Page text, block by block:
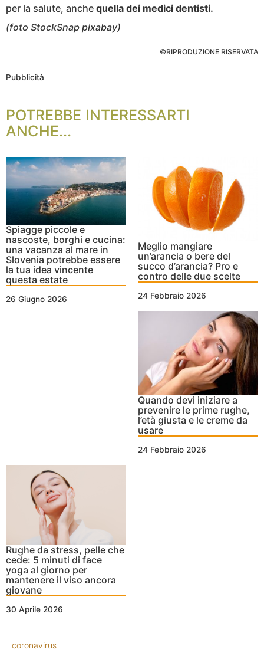
per la salute, anche quella dei medici dentisti.
(foto StockSnap pixabay)
©RIPRODUZIONE RISERVATA
Pubblicità
POTREBBE INTERESSARTI
ANCHE...
Spiagge piccole e
nascoste, borghi e cucina:
una vacanza al mare in
Slovenia potrebbe essere
la tua idea vincente
questa estate
26 Giugno 2026
Meglio mangiare
un’arancia o bere del
succo d’arancia? Pro e
contro delle due scelte
24 Febbraio 2026
Quando devi iniziare a
prevenire le prime rughe,
l’età giusta e le creme da
usare
24 Febbraio 2026
Rughe da stress, pelle che
cede: 5 minuti di face
yoga al giorno per
mantenere il viso ancora
giovane
30 Aprile 2026
coronavirus